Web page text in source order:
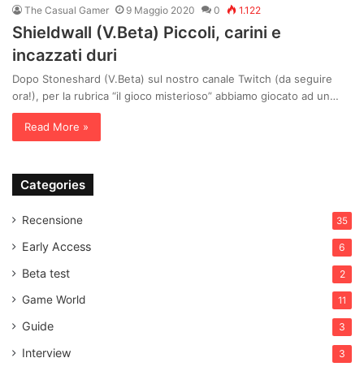
The Casual Gamer 9 Maggio 2020 0 1.122
Shieldwall (V.Beta) Piccoli, carini e
incazzati duri
Dopo Stoneshard (V.Beta) sul nostro canale Twitch (da seguire
ora!), per la rubrica “il gioco misterioso” abbiamo giocato ad un…
Read More »
Categories
Recensione 35
Early Access 6
Beta test 2
Game World 11
Guide 3
Interview 3